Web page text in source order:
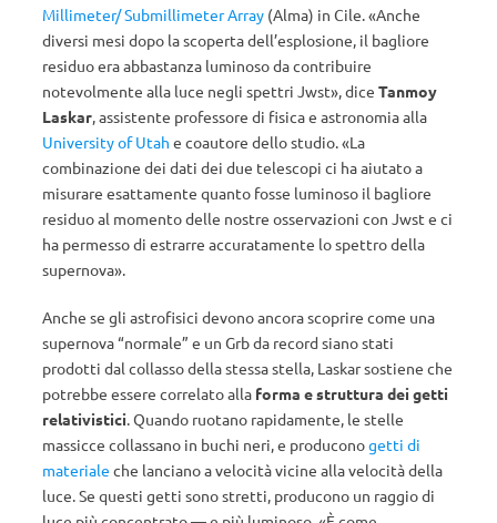
Millimeter/ Submillimeter Array (Alma) in Cile. «Anche
diversi mesi dopo la scoperta dell’esplosione, il bagliore
residuo era abbastanza luminoso da contribuire
notevolmente alla luce negli spettri Jwst», dice Tanmoy
Laskar, assistente professore di fisica e astronomia alla
University of Utah e coautore dello studio. «La
combinazione dei dati dei due telescopi ci ha aiutato a
misurare esattamente quanto fosse luminoso il bagliore
residuo al momento delle nostre osservazioni con Jwst e ci
ha permesso di estrarre accuratamente lo spettro della
supernova».
Anche se gli astrofisici devono ancora scoprire come una
supernova “normale” e un Grb da record siano stati
prodotti dal collasso della stessa stella, Laskar sostiene che
potrebbe essere correlato alla forma e struttura dei getti
relativistici. Quando ruotano rapidamente, le stelle
massicce collassano in buchi neri, e produconogetti di
materiale che lanciano a velocità vicine alla velocità della
luce. Se questi getti sono stretti, producono un raggio di